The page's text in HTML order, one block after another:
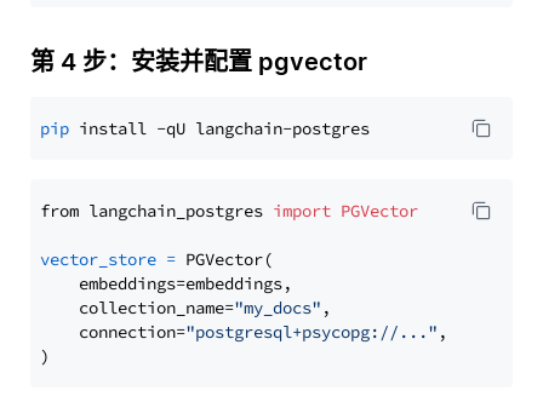
第 4 步：安装并配置 pgvector
pip
from langchain_postgres import PGVector
vector_store = PGVector(
    embeddings=embeddings,
    collection_name=
"my_docs" ,
    connection=
"postgresql+psycopg://..." ,